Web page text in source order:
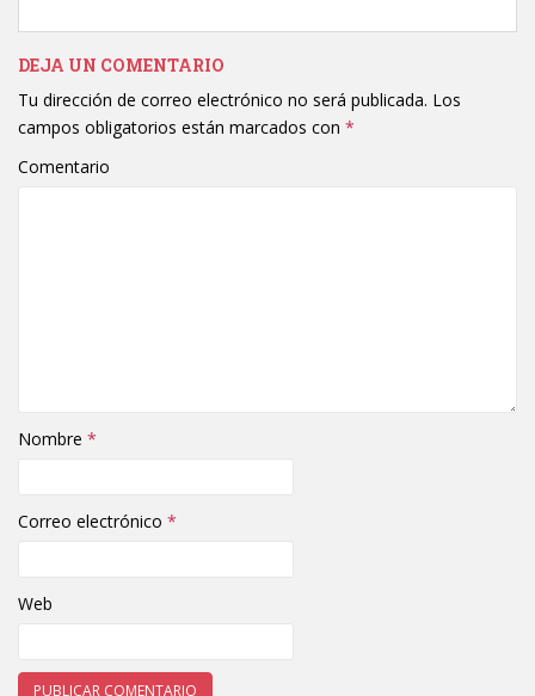
DEJA UN COMENTARIO
Tu dirección de correo electrónico no será publicada. Los
campos obligatorios están marcados con *
Comentario
Nombre *
Correo electrónico *
Web